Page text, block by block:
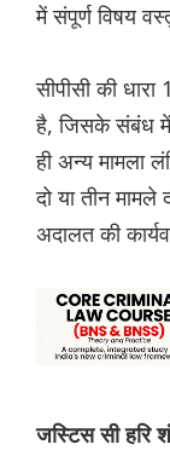
में संपूर्ण विषय
सीपीसी की
है, जिसके संबंध में
ही अन्य मामला
दो या तीन
अदालत की
जस्टिस सी हरि